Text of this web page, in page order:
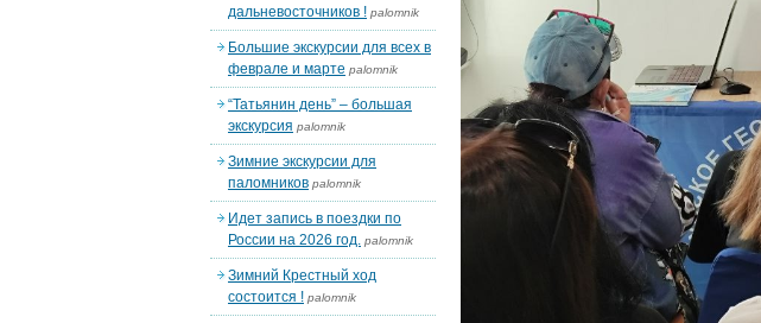
дальневосточников ! palomnik
Большие экскурсии для всех в
феврале и марте palomnik
“Татьянин день” – большая
экскурсия palomnik
Зимние экскурсии для
паломников palomnik
Идет запись в поездки по
России на 2026 год. palomnik
Зимний Крестный ход
состоится ! palomnik